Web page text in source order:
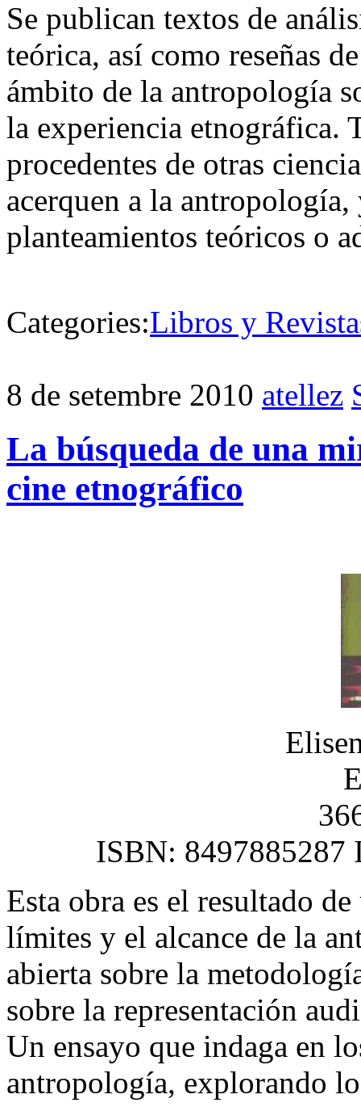
Se publican textos de
teórica, así como reseñas
ámbito de la antropología
la experiencia etnográfica.
procedentes de otras
acerquen a la antropología,
planteamientos teóricos o
Categories:Libros y
8 de setembre 2010 atellez
La búsqueda de una
cine etnográfico
ISBN: 8497885287
Esta obra es el resultado
límites y el alcance de la
abierta sobre la
sobre la representación
Un ensayo que indaga en
antropología, explorando